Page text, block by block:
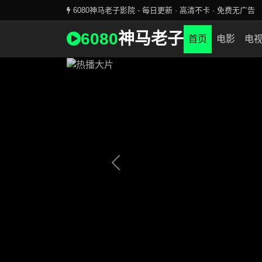
6080神马老子影院 - 每日更新 · 高清不卡 · 免费无广告
6080神马老子 首页 电影 电
全网首播 · 最新大片
6080神马老子影院独家更新